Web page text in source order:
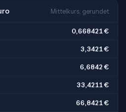
Mittelkurs, gerundet
0,668421 €
3,3421 €
6,6842 €
33,4211 €
66,8421 €